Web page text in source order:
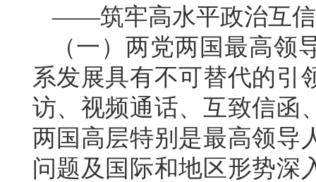
——筑牢高水平政治互信
（一）两党两国最高
系发展具有不可替代的引
访、视频通话、互致信函
两国高层特别是最高领导
问题及国际和地区形势深